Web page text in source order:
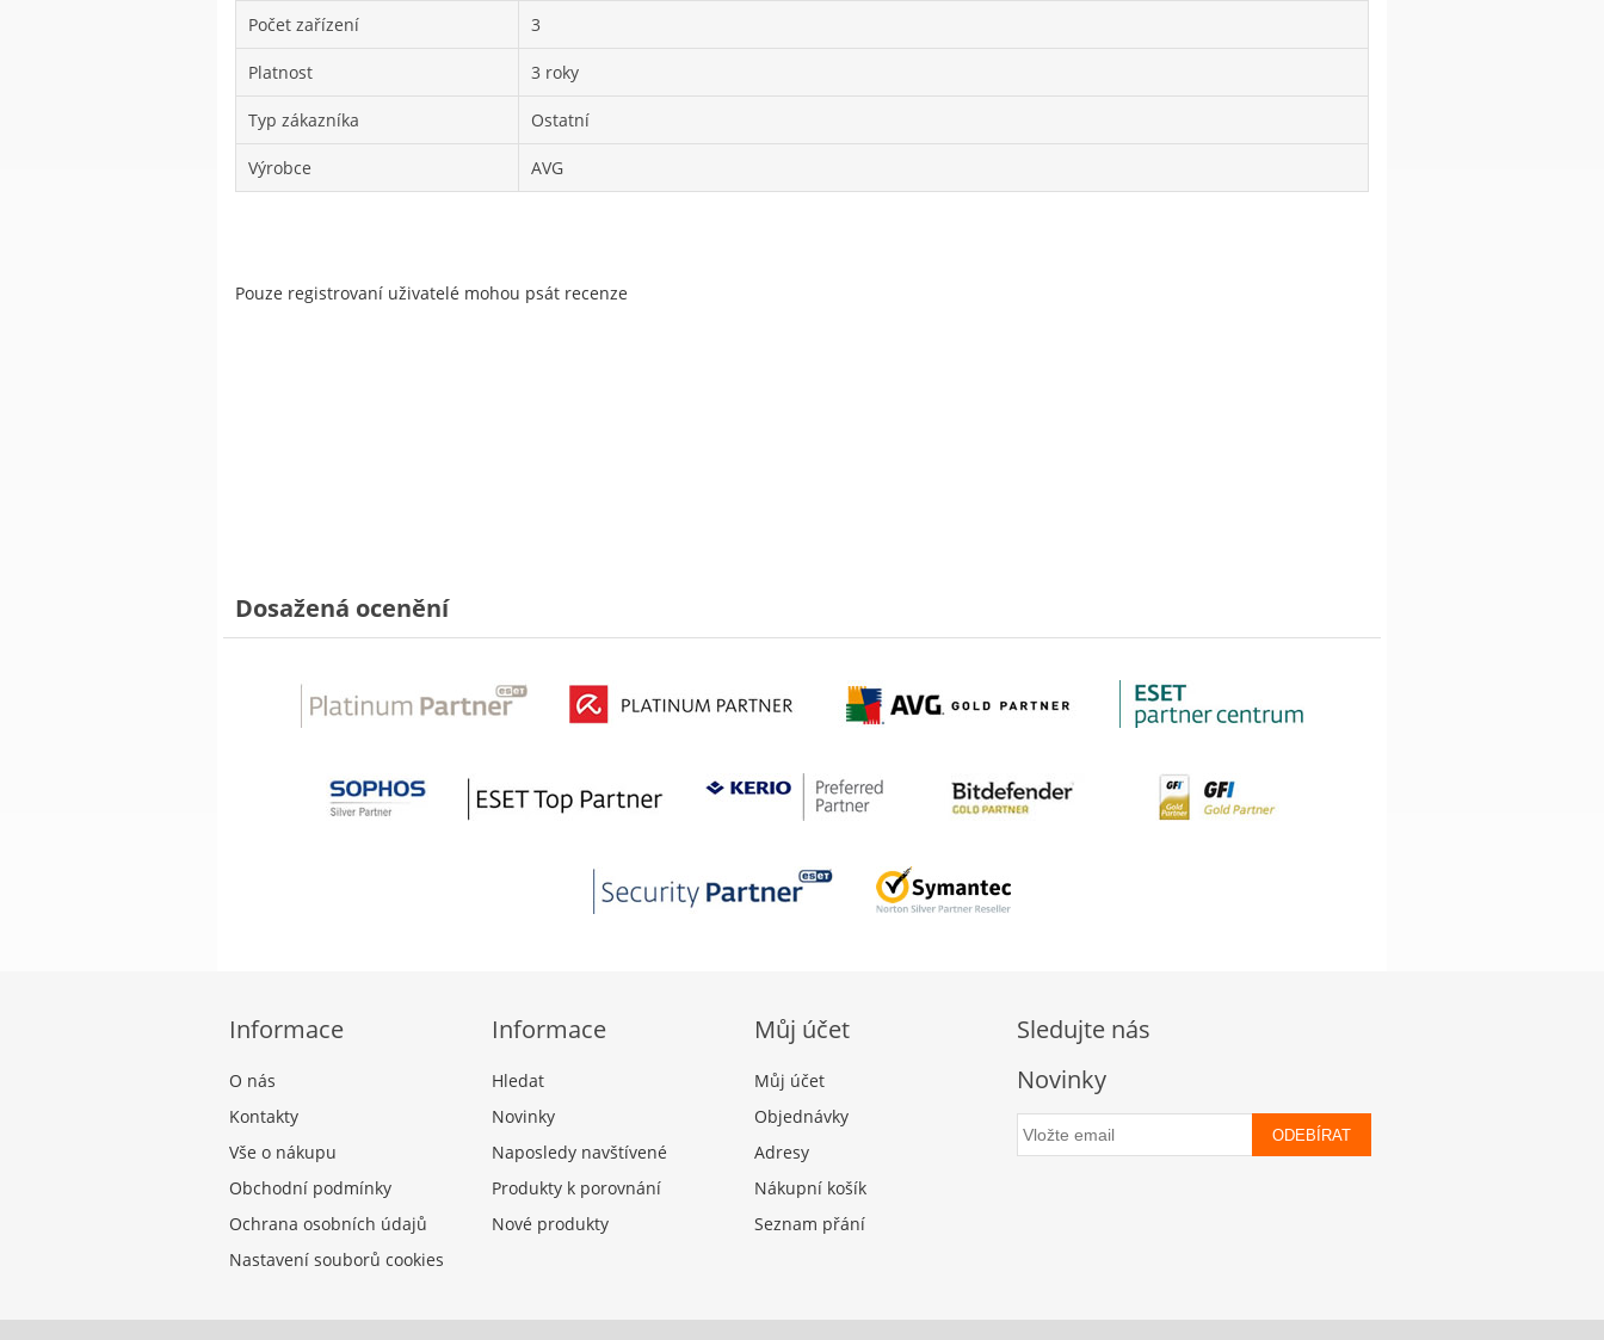
Počet zařízení 3
Platnost 3 roky
Typ zákazníka Ostatní
Výrobce AVG
Pouze registrovaní uživatelé mohou psát recenze
Dosažená ocenění
Informace
O nás
Kontakty
Vše o nákupu
Obchodní podmínky
Ochrana osobních údajů
Nastavení souborů cookies
Informace
Hledat
Novinky
Naposledy navštívené
Produkty k porovnání
Nové produkty
Můj účet
Můj účet
Objednávky
Adresy
Nákupní košík
Seznam přání
Sledujte nás
Novinky
ODEBÍRAT